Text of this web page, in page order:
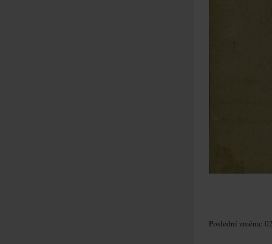
Poslední změna: